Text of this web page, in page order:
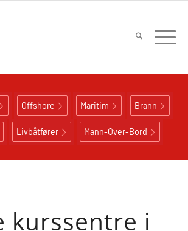
Offshore Maritim Brann
Livbåtfører Mann-Over-Bord
kurssentre i